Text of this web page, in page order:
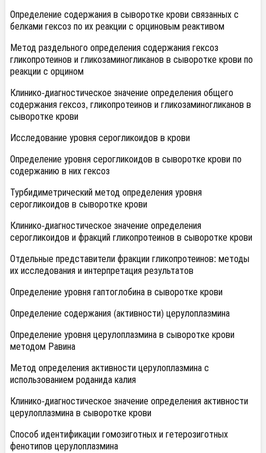
Определение содержания в сыворотке крови связанных с
белками гексоз по их реакции с орциновым реактивом
Метод раздельного определения содержания гексоз
гликопротеинов и гликозаминогликанов в сыворотке крови по
реакции с орцином
Клинико-диагностическое значение определения общего
содержания гексоз, гликопротеинов и гликозаминогликанов в
сыворотке крови
Исследование уровня серогликоидов в крови
Определение уровня серогликоидов в сыворотке крови по
содержанию в них гексоз
Турбидиметрический метод определения уровня
серогликоидов в сыворотке крови
Клинико-диагностическое значение определения
серогликоидов и фракций гликопротеинов в сыворотке крови
Отдельные представители фракции гликопротеинов: методы
их исследования и интерпретация результатов
Определение уровня гаптоглобина в сыворотке крови
Определение содержания (активности) церулоплазмина
Определение уровня церулоплазмина в сыворотке крови
методом Равина
Метод определения активности церулоплазмина с
использованием роданида калия
Клинико-диагностическое значение определения активности
церулоплазмина в сыворотке крови
Способ идентификации гомозиготных и гетерозиготных
фенотипов церулоплазмина